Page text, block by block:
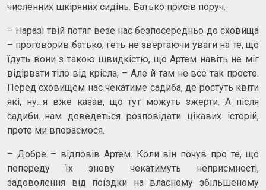
численних шкіряних сидінь. Батько присів поруч.
– Наразі твій потяг везе нас безпосередньо до сховища
– проговорив батько, геть не звертаючи уваги на те, що
їдуть вони з такою швидкістю, що Артем навіть не міг
відірвати тіло від крісла, – Але й там не все так просто.
Перед сховищем нас чекатиме садиба, де ростуть квіти
які, ну…я вже казав, що тут можуть зжерти. А після
садиби…нам доведеться розповідати цікавих історій,
проте ми впораємося.
– Добре – відповів Артем. Коли він почув про те, що
попереду їх знову чекатимуть неприємності,
задоволення від поїздки на власному збільшеному